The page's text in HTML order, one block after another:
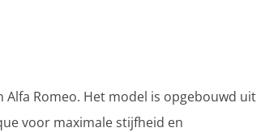
Romeo. Het model is opgebouwd uit
voor maximale stijfheid en